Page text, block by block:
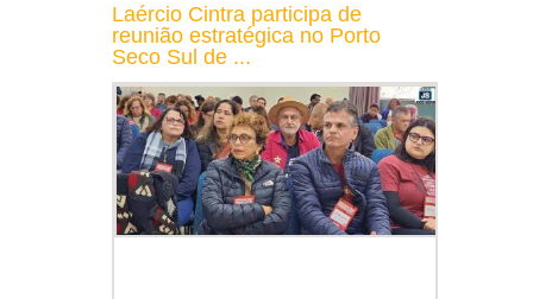
Laércio Cintra participa de
reunião estratégica no Porto
Seco Sul de ...